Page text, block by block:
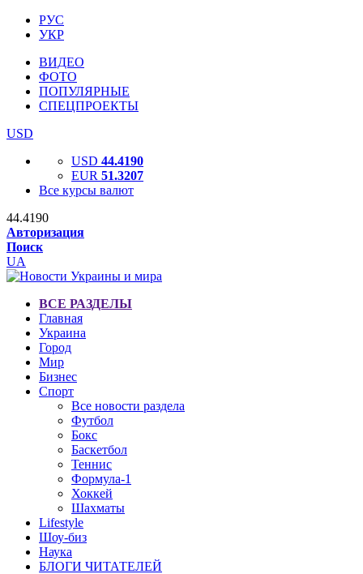
РУС
УКР
ВИДЕО
ФОТО
ПОПУЛЯРНЫЕ
СПЕЦПРОЕКТЫ
USD
USD 44.4190
EUR 51.3207
Все курсы валют
44.4190
Авторизация
Поиск
UA
ВСЕ РАЗДЕЛЫ
Главная
Украина
Город
Мир
Бизнес
Спорт
Все новости раздела
Футбол
Бокс
Баскетбол
Теннис
Формула-1
Хоккей
Шахматы
Lifestyle
Шоу-биз
Наука
БЛОГИ ЧИТАТЕЛЕЙ